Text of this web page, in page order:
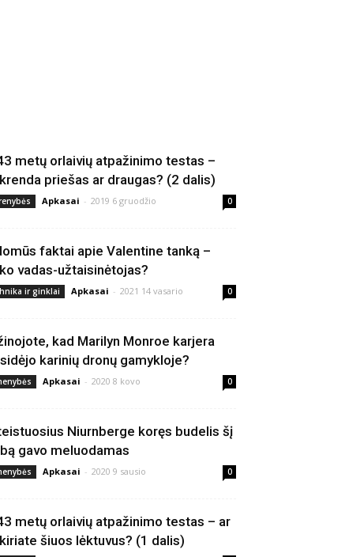
metų orlaivių atpažinimo testas –
priešas ar draugas? (2 dalis)
Apkasai - 2019 6 gruodžio 0
faktai apie Valentine tanką –
vadas-užtaisinėtojas?
ir ginklai Apkasai - 2021 14 vasario 0
kad Marilyn Monroe karjera
karinių dronų gamykloje?
Apkasai - 2020 8 kovo 0
Niurnberge koręs budelis šį
gavo meluodamas
Apkasai - 2020 9 sausio 0
metų orlaivių atpažinimo testas – ar
šiuos lėktuvus? (1 dalis)